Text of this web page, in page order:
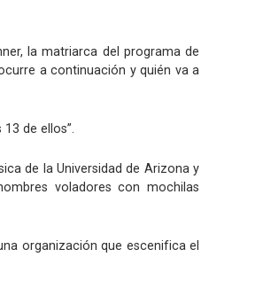
la matriarca del programa de
a continuación y quién va a
de ellos”.
de la Universidad de Arizona y
voladores con mochilas
organización que escenifica el